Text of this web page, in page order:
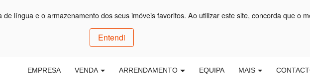
língua e o armazenamento dos seus imóveis favoritos. Ao utilizar este site, concorda que o
Entendi
EMPRESA VENDA ARRENDAMENTO EQUIPA MAIS